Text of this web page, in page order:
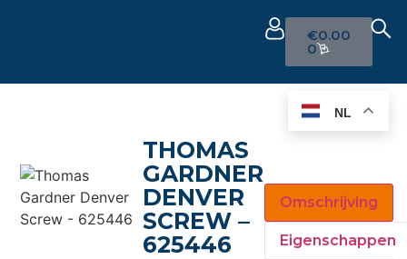
€0.00
0
THOMAS
GARDNER
DENVER
SCREW –
625446
Omschrijving
Eigenschappen
NL